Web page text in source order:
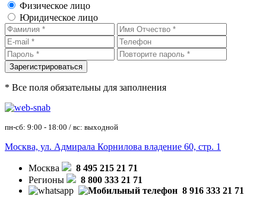
Физическое лицо
Юридическое лицо
* Все поля обязательны для заполнения
пн-сб: 9:00 - 18:00 / вс: выходной
Москва, ул. Адмирала Корнилова владение 60, стр. 1
Москва
8 495 215 21 71
Регионы
8 800 333 21 71
8 916 333 21 71